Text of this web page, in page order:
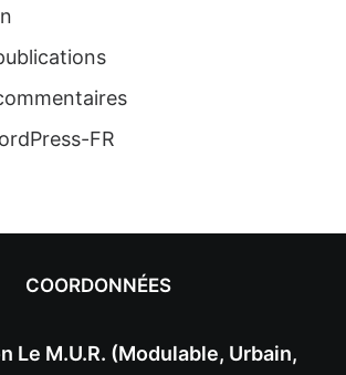
FR
COORDONNÉES
Le M.U.R. (Modulable, Urbain,